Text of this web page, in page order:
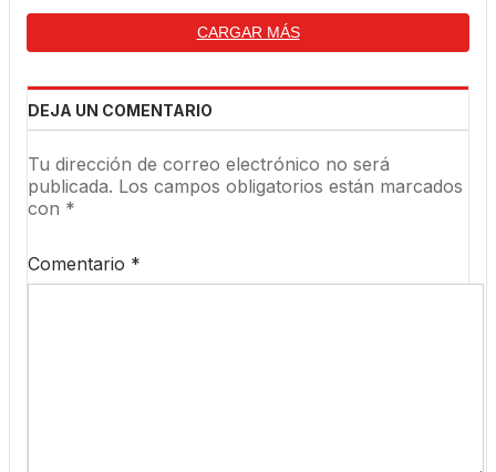
CARGAR MÁS
DEJA UN COMENTARIO
Tu dirección de correo electrónico no será
publicada. Los campos obligatorios están marcados
con *
Comentario *